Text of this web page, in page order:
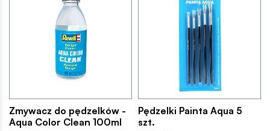
Zmywacz do pędzelków -
Aqua Color Clean 100ml
Pędzelki Painta Aqua 5
szt.